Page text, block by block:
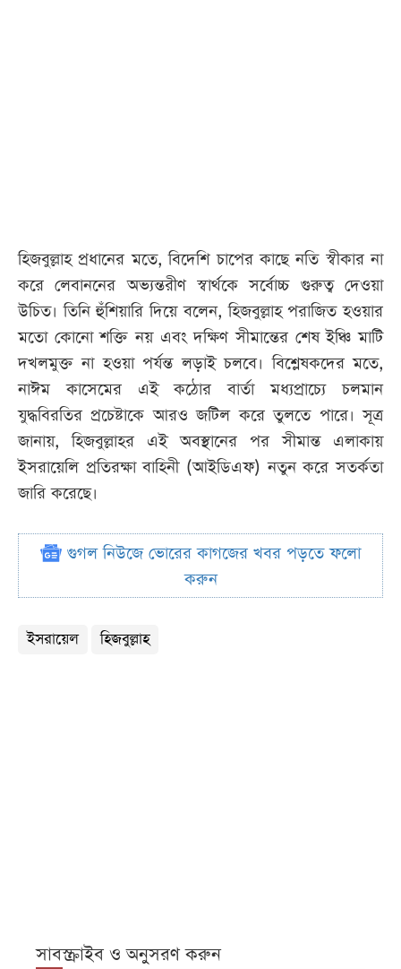
হিজবুল্লাহ প্রধানের মতে, বিদেশি চাপের কাছে নতি স্বীকার না
করে লেবাননের অভ্যন্তরীণ স্বার্থকে সর্বোচ্চ গুরুত্ব দেওয়া
উচিত। তিনি হুঁশিয়ারি দিয়ে বলেন, হিজবুল্লাহ পরাজিত হওয়ার
মতো কোনো শক্তি নয় এবং দক্ষিণ সীমান্তের শেষ ইঞ্চি মাটি
দখলমুক্ত না হওয়া পর্যন্ত লড়াই চলবে। বিশ্লেষকদের মতে,
নাঈম কাসেমের এই কঠোর বার্তা মধ্যপ্রাচ্যে চলমান
যুদ্ধবিরতির প্রচেষ্টাকে আরও জটিল করে তুলতে পারে। সূত্র
জানায়, হিজবুল্লাহর এই অবস্থানের পর সীমান্ত এলাকায়
ইসরায়েলি প্রতিরক্ষা বাহিনী (আইডিএফ) নতুন করে সতর্কতা
জারি করেছে।
গুগল নিউজে ভোরের কাগজের খবর পড়তে ফলো
করুন
ইসরায়েল হিজবুল্লাহ
সাবস্ক্রাইব ও অনুসরণ করুন